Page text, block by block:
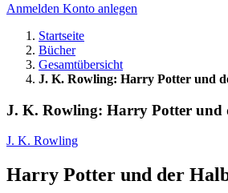
Anmelden Konto anlegen
Startseite
Bücher
Gesamtübersicht
J. K. Rowling: Harry Potter und
J. K. Rowling: Harry Potter
J. K. Rowling
Harry Potter und der